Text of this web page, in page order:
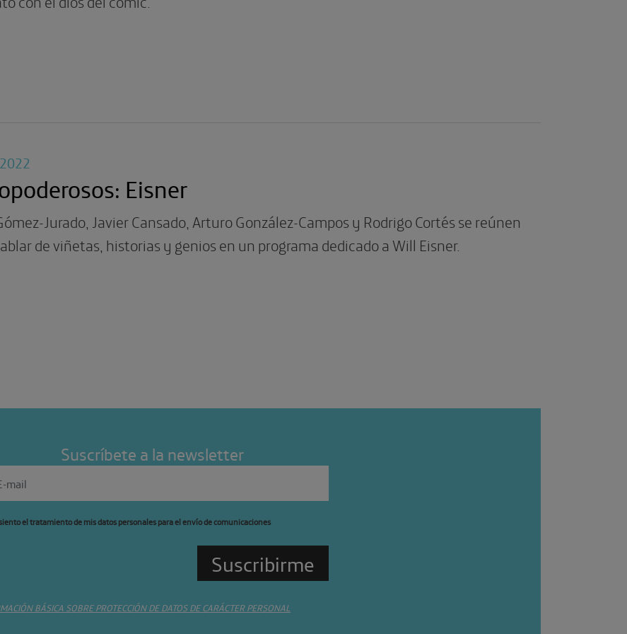
Eisner
Jurado, Javier Cansado, Arturo González-Campos y Rodrigo Cortés se reúnen
de viñetas, historias y genios en un programa dedicado a Will Eisner.
Suscríbete a la newsletter
el tratamiento de mis datos personales para el envío de comunicaciones
BÁSICA SOBRE PROTECCIÓN DE DATOS DE CARÁCTER PERSONAL